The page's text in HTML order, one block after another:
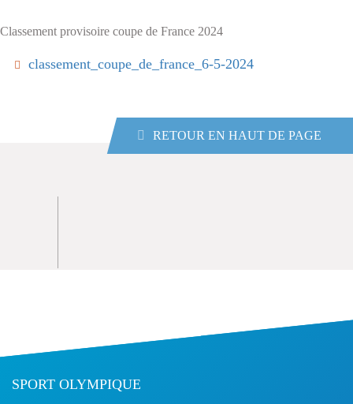
Classement provisoire coupe de France 2024
classement_coupe_de_france_6-5-2024
RETOUR EN HAUT DE PAGE
SPORT OLYMPIQUE